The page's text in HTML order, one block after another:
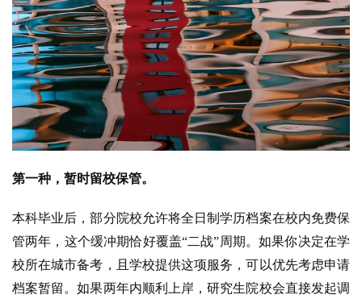
第一种，暂时留校保管。
本科毕业后，部分院校允许将全日制学历档案在校内免费保
管两年，这个缓冲期恰好覆盖“二战”周期。如果你决定在学
校所在城市备考，且学校提供这项服务，可以优先考虑申请
档案暂留。如果两年内顺利上岸，研究生院校会直接发起调